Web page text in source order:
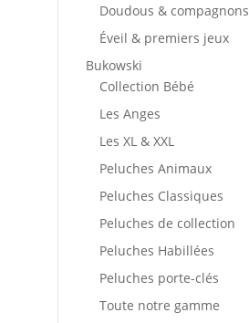
Doudous & compagnons
Éveil & premiers jeux
Bukowski
Collection Bébé
Les Anges
Les XL & XXL
Peluches Animaux
Peluches Classiques
Peluches de collection
Peluches Habillées
Peluches porte-clés
Toute notre gamme